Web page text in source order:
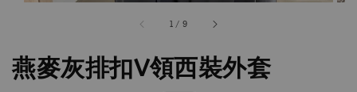
1 / 9
燕麥灰排扣V領西裝外套